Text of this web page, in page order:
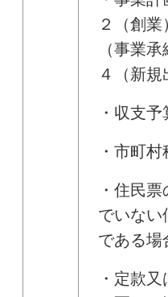
２（創
（事業
４（新規
・収支
・市町
・住民
でいない
である場
・定款